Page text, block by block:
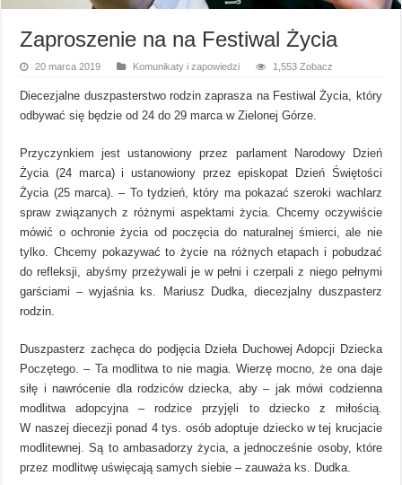
Zaproszenie na na Festiwal Życia
20 marca 2019 Komunikaty i zapowiedzi 1,553 Zobacz
Diecezjalne duszpasterstwo rodzin zaprasza na Festiwal Życia, który
odbywać się będzie od 24 do 29 marca w Zielonej Górze.
Przyczynkiem jest ustanowiony przez parlament Narodowy Dzień
Życia (24 marca) i ustanowiony przez episkopat Dzień Świętości
Życia (25 marca). – To tydzień, który ma pokazać szeroki wachlarz
spraw związanych z różnymi aspektami życia. Chcemy oczywiście
mówić o ochronie życia od poczęcia do naturalnej śmierci, ale nie
tylko. Chcemy pokazywać to życie na różnych etapach i pobudzać
do refleksji, abyśmy przeżywali je w pełni i czerpali z niego pełnymi
garściami – wyjaśnia ks. Mariusz Dudka, diecezjalny duszpasterz
rodzin.
Duszpasterz zachęca do podjęcia Dzieła Duchowej Adopcji Dziecka
Poczętego. – Ta modlitwa to nie magia. Wierzę mocno, że ona daje
siłę i nawrócenie dla rodziców dziecka, aby – jak mówi codzienna
modlitwa adopcyjna – rodzice przyjęli to dziecko z miłością.
W naszej diecezji ponad 4 tys. osób adoptuje dziecko w tej krucjacie
modlitewnej. Są to ambasadorzy życia, a jednocześnie osoby, które
przez modlitwę uświęcają samych siebie – zauważa ks. Dudka.